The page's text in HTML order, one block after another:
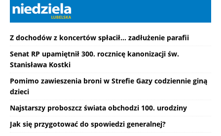
Z dochodów z koncertów spłacił... zadłużenie parafii
Senat RP upamiętnił 300. rocznicę kanonizacji św.
Stanisława Kostki
Pomimo zawieszenia broni w Strefie Gazy codziennie giną
dzieci
Najstarszy proboszcz świata obchodzi 100. urodziny
Jak się przygotować do spowiedzi generalnej?